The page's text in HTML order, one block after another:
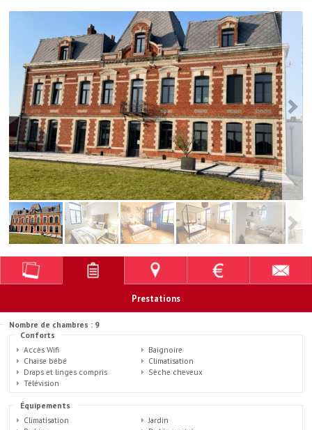
Prestations
Nombre de chambres : 9
Conforts
Accès Wifi
Baignoire
Chaise bébé
Climatisation
Draps et linges compris
Sèche cheveux
Télévision
Équipements
Climatisation
Jardin